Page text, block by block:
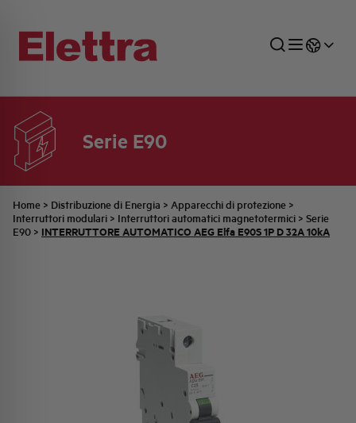
Serie E90
Home > Distribuzione di Energia > Apparecchi di protezione >
Interruttori modulari > Interruttori automatici magnetotermici > Serie
E90 > INTERRUTTORE AUTOMATICO AEG Elfa E90S 1P D 32A 10kA
SETTORI
INDUSTRIALE
DISTRIBUZIONE DI ENERGIA
AUTOMAZIONE INDUSTRIALE
RETE COMMERCIALE
UFFICIO TECNICO
PREVENTIVAZIONE
COMMESSE QUADRI
AZIENDA
FAMIGLIA BELLINI
IDENTITÀ AZIENDALE
TUTTE LE NEWS
ULTIME NOTIZIE ISTITUZIONALI
JOB CAREERS
PARTNER